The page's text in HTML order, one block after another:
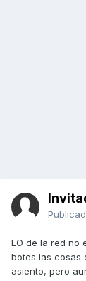
LO de la red no
botes las cosas
asiento, pero